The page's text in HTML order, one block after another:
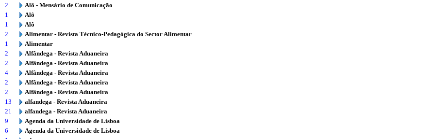
2
Alô - Mensário de Comunicação
1
Alô
1
Alô
2
Alimentar - Revista Técnico-Pedagógica do Sector Alimentar
1
Alimentar
2
Alfândega - Revista Aduaneira
2
Alfândega - Revista Aduaneira
4
Alfândega - Revista Aduaneira
2
Alfândega - Revista Aduaneira
2
Alfândega - Revista Aduaneira
13
alfandega - Revista Aduaneira
21
alfandega - Revista Aduaneira
9
Agenda da Universidade de Lisboa
6
Agenda da Universidade de Lisboa